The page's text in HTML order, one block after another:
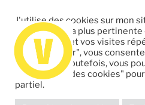
J'utilise des cookies sur mon
l'expérience la plus
préférences et vos visites
"Tout accepter", vous
les cookies. Toutefois, vous
"Paramètres des cookies"
partiel.